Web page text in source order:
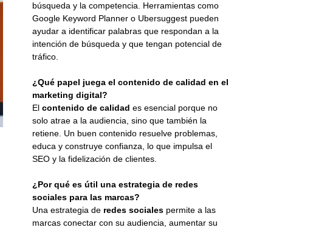
búsqueda y la competencia. Herramientas como
Google Keyword Planner o Ubersuggest pueden
ayudar a identificar palabras que respondan a la
intención de búsqueda y que tengan potencial de
tráfico.
¿Qué papel juega el contenido de calidad en el
marketing digital?
El contenido de calidad es esencial porque no
solo atrae a la audiencia, sino que también la
retiene. Un buen contenido resuelve problemas,
educa y construye confianza, lo que impulsa el
SEO y la fidelización de clientes.
¿Por qué es útil una estrategia de redes
sociales para las marcas?
Una estrategia de redes sociales permite a las
marcas conectar con su audiencia, aumentar su